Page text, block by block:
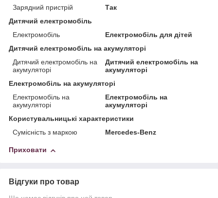
Зарядний пристрій
Так
Дитячий електромобіль
Електромобіль
Електромобіль для дітей
Дитячий електромобіль на акумуляторі
Дитячий електромобіль на
акумуляторі
Дитячий електромобіль на
акумуляторі
Електромобіль на акумуляторі
Електромобіль на
акумуляторі
Електромобіль на
акумуляторі
Користувальницькі характеристики
Сумісність з маркою
Mercedes-Benz
Приховати
Відгуки про товар